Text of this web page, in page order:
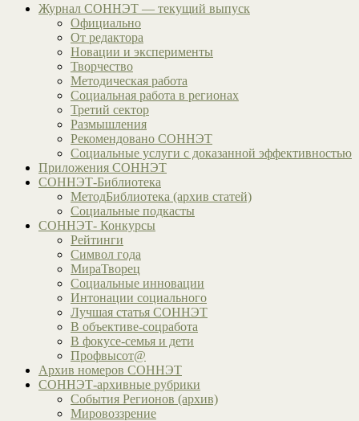
Журнал СОННЭТ — текущий выпуск
Официально
От редактора
Новации и эксперименты
Творчество
Методическая работа
Социальная работа в регионах
Третий сектор
Размышления
Рекомендовано СОННЭТ
Социальные услуги с доказанной эффективностью
Приложения СОННЭТ
СОННЭТ-Библиотека
МетодБиблиотека (архив статей)
Социальные подкасты
СОННЭТ- Конкурсы
Рейтинги
Символ года
МираТворец
Социальные инновации
Интонации социального
Лучшая статья СОННЭТ
В объективе-соцработа
В фокусе-семья и дети
Профвысот@
Архив номеров СОННЭТ
СОННЭТ-архивные рубрики
События Регионов (архив)
Мировоззрение